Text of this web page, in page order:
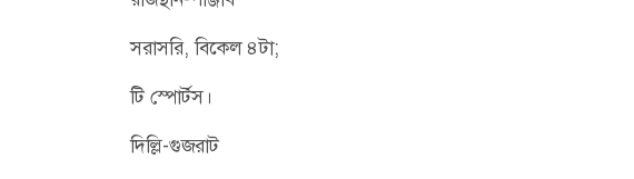
সরাসরি, বিকেল ৪টা;
টি স্পোর্টস।
দিল্লি-গুজরাট